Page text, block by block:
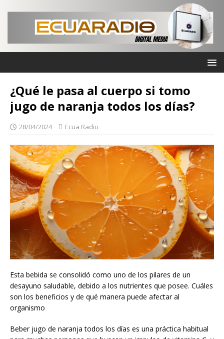
¿Qué le pasa al cuerpo si tomo
jugo de naranja todos los días?
28/04/2024 Ecua Radio
Esta bebida se consolidó como uno de los pilares de un
desayuno saludable, debido a los nutrientes que posee. Cuáles
son los beneficios y de qué manera puede afectar al
organismo
Beber jugo de naranja todos los días es una práctica habitual